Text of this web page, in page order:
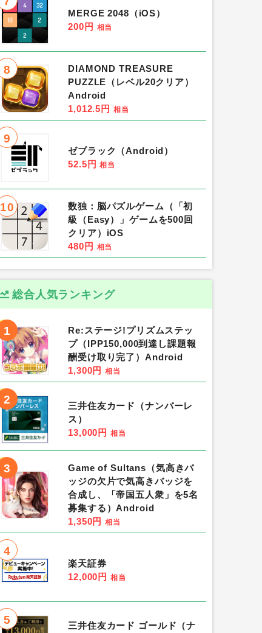
MERGE 2048（iOS）
200円 相当
8
DIAMOND TREASURE
PUZZLE（レベル20クリア）
Android
1,012.5円 相当
9
ゼブラック（Android）
52.5円 相当
10
数独：脳パズルゲーム（「初
級（Easy）」ゲームを500回
クリア）iOS
480円 相当
総合人気ランキング
1
Re:ステージ!プリズムステッ
プ（IPP150,000到達し課題報
酬受け取り完了）Android
1,300円 相当
2
三井住友カード（ナンバーレ
ス）
13,000円 相当
3
Game of Sultans（気高きバ
ッジの欠片で気高きバッジを
合成し、「帝国五人衆」を5名
募集する）Android
1,350円 相当
4
楽天証券
12,000円 相当
5
三井住友カード ゴールド（ナ